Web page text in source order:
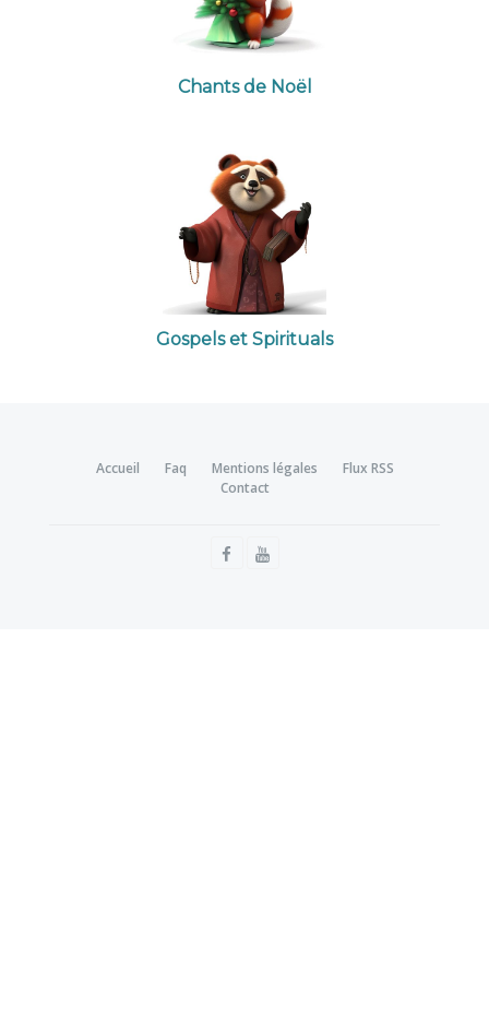
Chants de Noël
Gospels et Spirituals
Accueil Faq Mentions légales
Flux RSS
Contact